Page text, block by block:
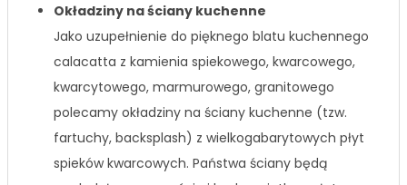
Okładziny na ściany kuchenne
Jako uzupełnienie do pięknego blatu kuchennego
calacatta z kamienia spiekowego, kwarcowego,
kwarcytowego, marmurowego, granitowego
polecamy okładziny na ściany kuchenne (tzw.
fartuchy, backsplash) z wielkogabarytowych płyt
spieków kwarcowych. Państwa ściany będą